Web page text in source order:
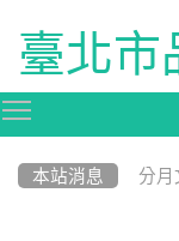
臺北市
本站消息 分月